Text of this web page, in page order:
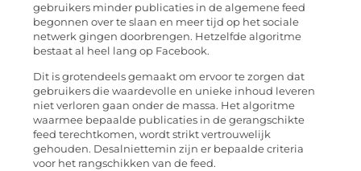
gebruikers minder publicaties in de algemene feed
begonnen over te slaan en meer tijd op het sociale
netwerk gingen doorbrengen. Hetzelfde algoritme
bestaat al heel lang op Facebook.
Dit is grotendeels gemaakt om ervoor te zorgen dat
gebruikers die waardevolle en unieke inhoud leveren
niet verloren gaan onder de massa. Het algoritme
waarmee bepaalde publicaties in de gerangschikte
feed terechtkomen, wordt strikt vertrouwelijk
gehouden. Desalniettemin zijn er bepaalde criteria
voor het rangschikken van de feed.